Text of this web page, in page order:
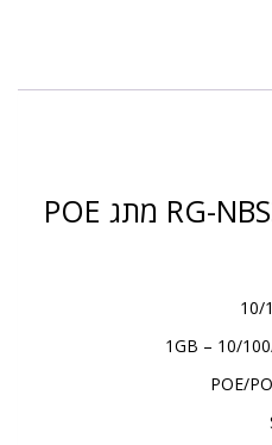
RG-NBS3200-48GT4XS-P מתג POE